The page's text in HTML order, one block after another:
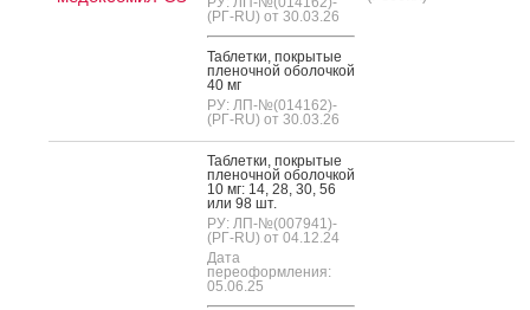
(РГ-RU) от 30.03.26
Таб­летки, пок­ры­тые
пле­ноч­ной обо­лоч­кой
40 мг
РУ: ЛП-№(014162)-
(РГ-RU) от 30.03.26
Таб­летки, пок­ры­тые
пле­ноч­ной обо­лоч­кой
10 мг: 14, 28, 30, 56
или 98 шт.
РУ: ЛП-№(007941)-
(РГ-RU) от 04.12.24
Дата
переоформления:
05.06.25